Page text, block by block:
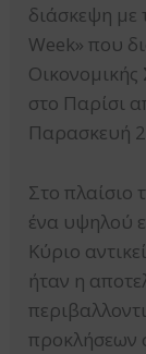
διάσκεψη με
Week» που
στο Παρίσι
Παρασκευή
Στο πλαίσιο
ένα υψηλού
Κύριο
ήταν η
προκλήσεων